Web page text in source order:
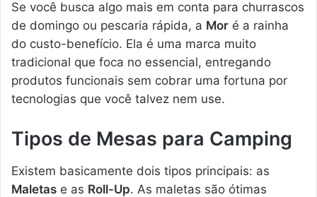
Se você busca algo mais em conta para churrascos
de domingo ou pescaria rápida, a Mor é a rainha
do custo-benefício. Ela é uma marca muito
tradicional que foca no essencial, entregando
produtos funcionais sem cobrar uma fortuna por
tecnologias que você talvez nem use.
Tipos de Mesas para Camping
Existem basicamente dois tipos principais: as
Maletas e as Roll-Up. As maletas são ótimas